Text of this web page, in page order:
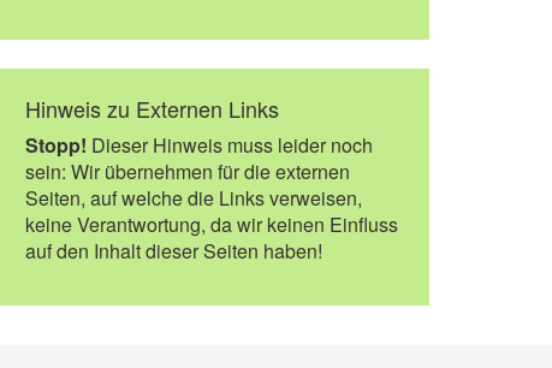
Hinweis zu Externen Links
Stopp! Dieser Hinweis muss leider noch
sein: Wir übernehmen für die externen
Seiten, auf welche die Links verweisen,
keine Verantwortung, da wir keinen Einfluss
auf den Inhalt dieser Seiten haben!